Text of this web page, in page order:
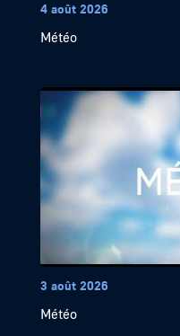
4 août 2026
Météo
3 août 2026
Météo